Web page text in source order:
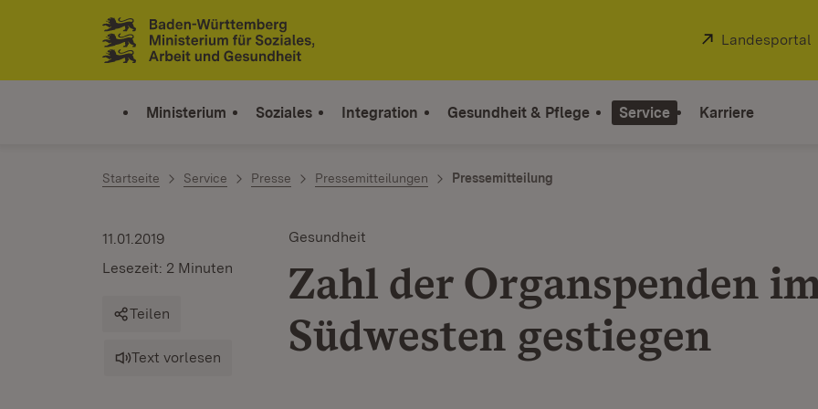
Zum Inhalt springen
Link zur Startseite
Extern:
Landesportal
Ministerium Soziales Integration Gesundheit & Pflege Service Karriere
Startseite Service Presse Pressemitteilungen Pressemitteilung
Gesundheit
Zahl der Organspenden
Südwesten gestiegen
11.01.2019
Lesezeit: 2 Minuten
Teilen
Text vorlesen